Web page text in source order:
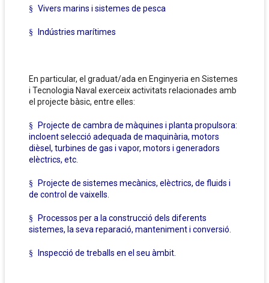
§ Vivers marins i sistemes de pesca
§ Indústries marítimes
En particular, el graduat/ada en Enginyeria en Sistemes
i Tecnologia Naval exerceix activitats relacionades amb
el projecte bàsic, entre elles:
§
Projecte de cambra de màquines i planta propulsora:
incloent selecció adequada de maquinària, motors
dièsel, turbines de gas i vapor, motors i generadors
elèctrics, etc.
§
Projecte de sistemes mecànics, elèctrics, de fluids i
de control de vaixells.
§
Processos per a la construcció dels diferents
sistemes, la seva reparació, manteniment i conversió.
§ Inspecció de treballs en el seu àmbit.